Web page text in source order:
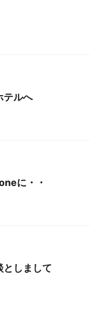
テルへ
に・・
としまして